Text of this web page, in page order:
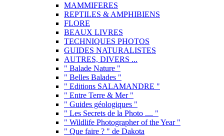
MAMMIFERES
REPTILES & AMPHIBIENS
FLORE
BEAUX LIVRES
TECHNIQUES PHOTOS
GUIDES NATURALISTES
AUTRES, DIVERS ...
" Balade Nature "
" Belles Balades "
" Editions SALAMANDRE "
" Entre Terre & Mer "
" Guides géologiques "
" Les Secrets de la Photo .... "
" Wildlife Photographer of the Year "
" Que faire ? " de Dakota